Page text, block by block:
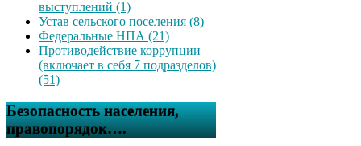
выступлений (1)
Устав сельского поселения (8)
Федеральные НПА (21)
Противодействие коррупции
(включает в себя 7 подразделов)
(51)
Безопасность населения,
правопорядок….